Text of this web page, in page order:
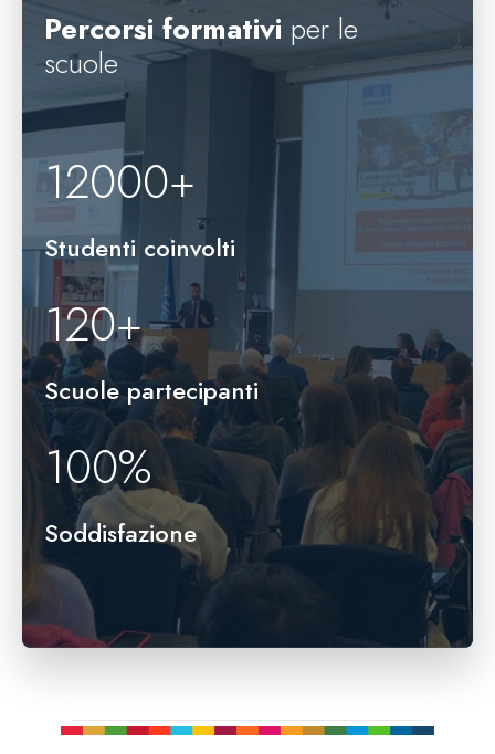
Percorsi formativi per le
scuole
12000+
Studenti coinvolti
120+
Scuole partecipanti
100%
Soddisfazione